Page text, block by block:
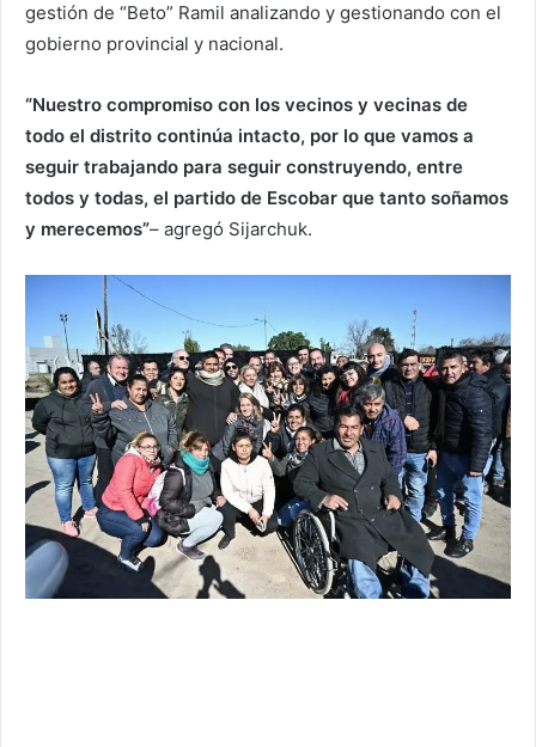
gestión de “Beto” Ramil analizando y gestionando con el
gobierno provincial y nacional.
“Nuestro compromiso con los vecinos y vecinas de
todo el distrito continúa intacto, por lo que vamos a
seguir trabajando para seguir construyendo, entre
todos y todas, el partido de Escobar que tanto soñamos
y merecemos”– agregó Sijarchuk.